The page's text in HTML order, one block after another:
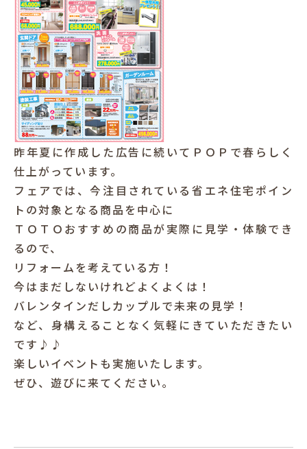
昨年夏に作成した広告に続いてＰＯＰで春らしく
仕上がっています。
フェアでは、今注目されている省エネ住宅ポイン
トの対象となる商品を中心に
ＴＯＴＯおすすめの商品が実際に見学・体験でき
るので、
リフォームを考えている方！
今はまだしないけれどよくよくは！
バレンタインだしカップルで未来の見学！
など、身構えることなく気軽にきていただきたい
です♪♪
楽しいイベントも実施いたします。
ぜひ、遊びに来てください。